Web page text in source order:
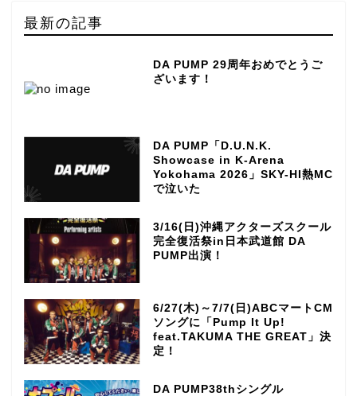
最新の記事
DA PUMP 29周年おめでとうご
ざいます！
DA PUMP「D.U.N.K.
Showcase in K-Arena
Yokohama 2026」SKY-HI熱MC
で泣いた
3/16(日)沖縄アクターズスクール
完全復活祭in日本武道館 DA
PUMP出演！
6/27(木)～7/7(日)ABCマートCM
ソングに「Pump It Up!
feat.TAKUMA THE GREAT」決
定！
DA PUMP38thシングル